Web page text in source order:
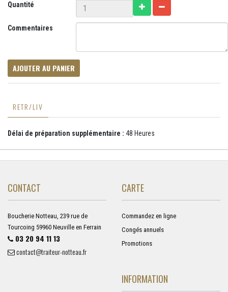
Quantité
Commentaires
AJOUTER AU PANIER
RETR/LIV
Délai de préparation supplémentaire : 48 Heures
CONTACT
Boucherie Notteau, 239 rue de
Tourcoing 59960 Neuville en Ferrain
03 20 94 11 13
contact@traiteur-notteau.fr
CARTE
Commandez en ligne
Congés annuels
Promotions
INFORMATION